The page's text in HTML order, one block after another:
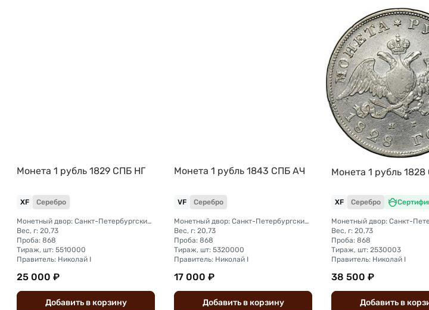
Монета 1 рубль 1829 СПБ НГ
XF Серебро
Монетный двор: Санкт-Петербургский монетный двор
Вес, г: 20,73
Проба: 868
Тираж, шт: 5510000
Правитель: Николай I
25 000 ₽
Добавить вкорзину
Монета 1 рубль 1843 СПБ АЧ
VF Серебро
Монетный двор: Санкт-Петербургский монетный двор
Вес, г: 20,73
Проба: 868
Тираж, шт: 5320000
Правитель: Николай I
17 000 ₽
Добавить вкорзину
Монета 1 рубль
XF Серебро
Вес, г: 20,73
Проба: 868
Тираж, шт: 2530003
Правитель: Николай I
38 500 ₽
Добавить в